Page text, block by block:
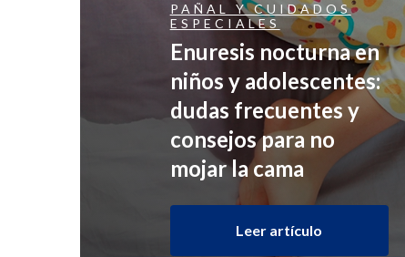
PAÑAL Y CUIDADOS
ESPECIALES
Enuresis nocturna en
niños y adolescentes:
dudas frecuentes y
consejos para no
mojar la cama
Leer artículo